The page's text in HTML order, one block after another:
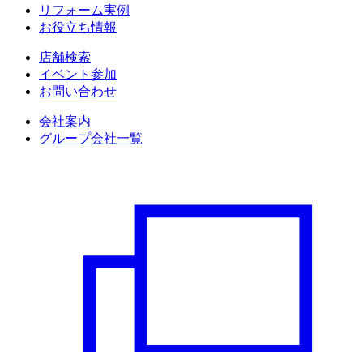
リフォーム実例
お役立ち情報
店舗検索
イベント参加
お問い合わせ
会社案内
グループ会社一覧